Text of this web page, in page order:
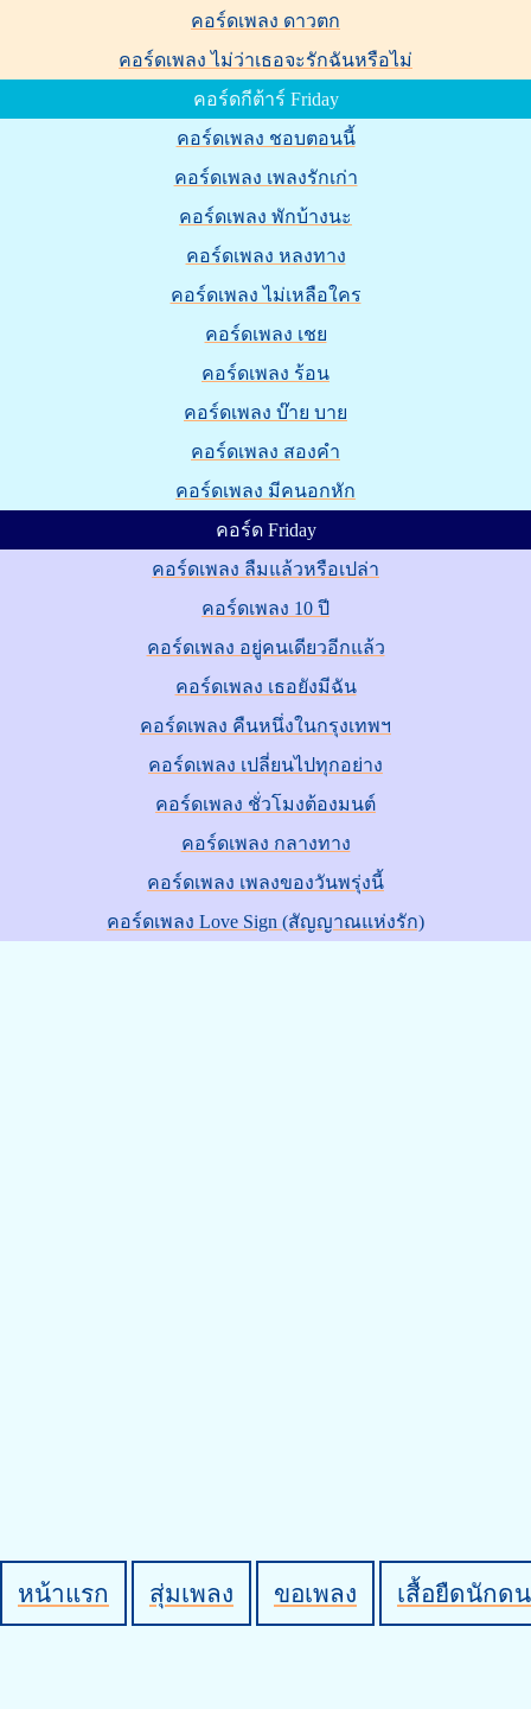
คอร์ดเพลง ดาวตก
คอร์ดเพลง ไม่ว่าเธอจะรักฉันหรือไม่
คอร์ดกีต้าร์ Friday
คอร์ดเพลง ชอบตอนนี้
คอร์ดเพลง เพลงรักเก่า
คอร์ดเพลง พักบ้างนะ
คอร์ดเพลง หลงทาง
คอร์ดเพลง ไม่เหลือใคร
คอร์ดเพลง เชย
คอร์ดเพลง ร้อน
คอร์ดเพลง บ๊าย บาย
คอร์ดเพลง สองคำ
คอร์ดเพลง มีคนอกหัก
คอร์ด Friday
คอร์ดเพลง ลืมแล้วหรือเปล่า
คอร์ดเพลง 10 ปี
คอร์ดเพลง อยู่คนเดียวอีกแล้ว
คอร์ดเพลง เธอยังมีฉัน
คอร์ดเพลง คืนหนึ่งในกรุงเทพฯ
คอร์ดเพลง เปลี่ยนไปทุกอย่าง
คอร์ดเพลง ชั่วโมงต้องมนต์
คอร์ดเพลง กลางทาง
คอร์ดเพลง เพลงของวันพรุ่งนี้
คอร์ดเพลง Love Sign (สัญญาณแห่งรัก)
หน้าแรก สุ่มเพลง ขอเพลง เสื้อยืดนักด